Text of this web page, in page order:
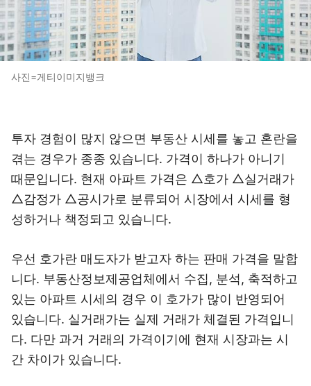
사진=게티이미지뱅크
투자 경험이 많지 않으면 부동산 시세를 놓고 혼란을
겪는 경우가 종종 있습니다. 가격이 하나가 아니기
때문입니다. 현재 아파트 가격은 △호가 △실거래가
△감정가 △공시가로 분류되어 시장에서 시세를 형
성하거나 책정되고 있습니다.
우선 호가란 매도자가 받고자 하는 판매 가격을 말합
니다. 부동산정보제공업체에서 수집, 분석, 축적하고
있는 아파트 시세의 경우 이 호가가 많이 반영되어
있습니다. 실거래가는 실제 거래가 체결된 가격입니
다. 다만 과거 거래의 가격이기에 현재 시장과는 시
간 차이가 있습니다.